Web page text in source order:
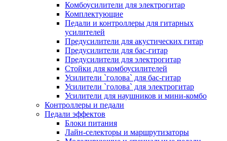
Комбоусилители для электрогитар
Комплектующие
Педали и контроллеры для гитарных
усилителей
Предусилители для акустических гитар
Предусилители для бас-гитар
Предусилители для электрогитар
Стойки для комбоусилителей
Усилители `голова` для бас-гитар
Усилители `голова` для электрогитар
Усилители для наушников и мини-комбо
Контроллеры и педали
Педали эффектов
Блоки питания
Лайн-селекторы и маршрутизаторы